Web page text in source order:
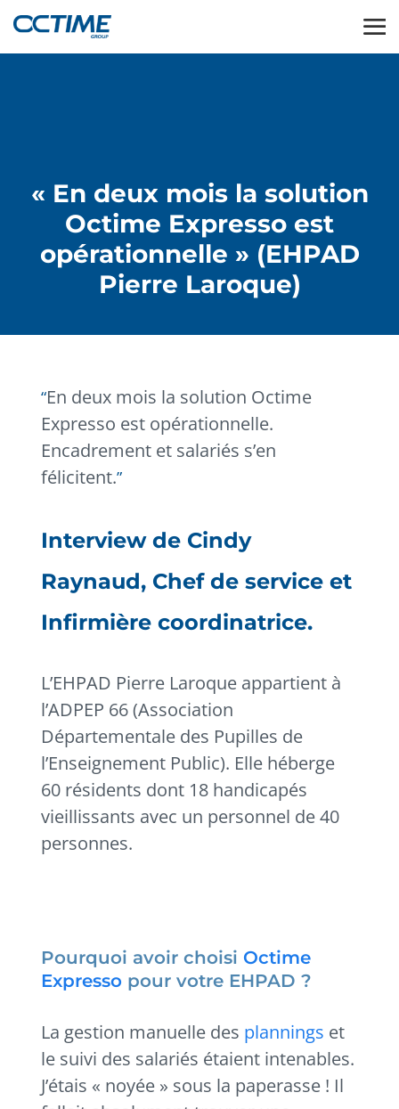
« En deux mois la solution
Octime Expresso est
opérationnelle » (EHPAD
Pierre Laroque)
En deux mois la solution Octime
Expresso est opérationnelle.
Encadrement et salariés s’en
félicitent.
Interview de Cindy
Raynaud, Chef de service et
Infirmière coordinatrice.
L’EHPAD Pierre Laroque appartient à
l’ADPEP 66 (Association
Départementale des Pupilles de
l’Enseignement Public). Elle héberge
60 résidents dont 18 handicapés
vieillissants avec un personnel de 40
personnes.
Pourquoi avoir choisi Octime
Expresso pour votre EHPAD ?
La gestion manuelle des plannings et
le suivi des salariés étaient intenables.
J’étais « noyée » sous la paperasse ! Il